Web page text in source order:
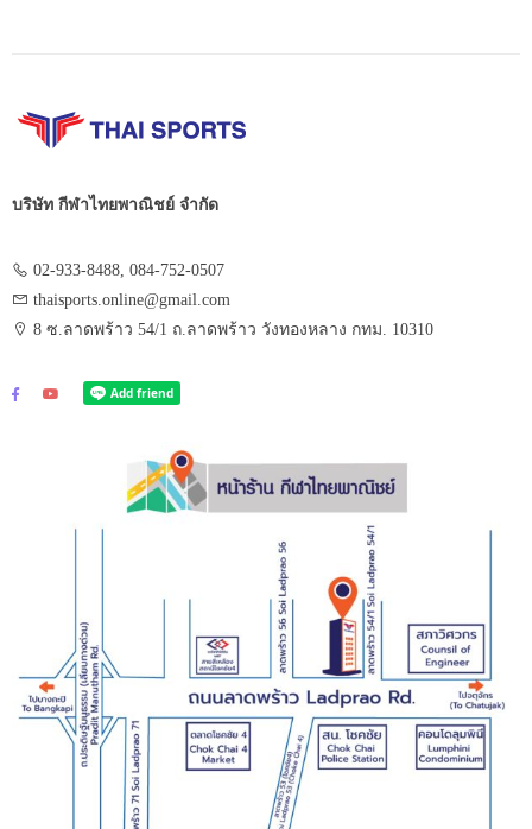
บริษัท กีฬาไทยพาณิชย์ จำกัด
02-933-8488, 084-752-0507
thaisports.online@gmail.com
8 ซ.ลาดพร้าว 54/1 ถ.ลาดพร้าว วังทองหลาง กทม. 10310